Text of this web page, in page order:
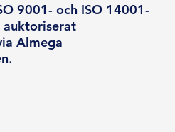
9001- och ISO 14001-
Almega